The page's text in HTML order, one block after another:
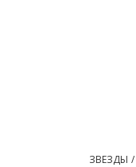
ЗВЕЗДЫ